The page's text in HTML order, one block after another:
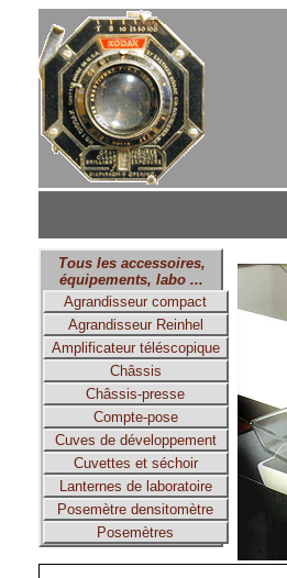
Tous les accessoires,
équipements, labo ...
Agrandisseur compact
Agrandisseur Reinhel
Amplificateur téléscopique
Châssis
Châssis-presse
Compte-pose
Cuves de développement
Cuvettes et séchoir
Lanternes de laboratoire
Posemètre densitomètre
Posemètres